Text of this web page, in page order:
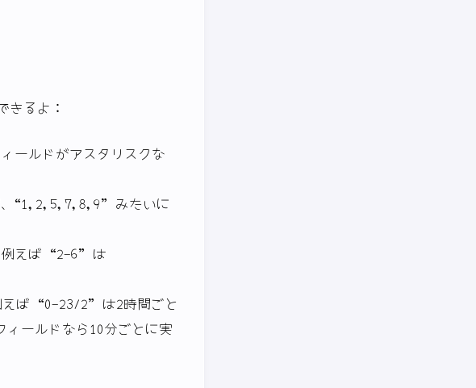
きるよ：
ールドがアスタリスクな
、“1,2,5,7,8,9” みたいに
えば “2-6” は
ば “0-23/2” は2時間ごと
ィールドなら10分ごとに実